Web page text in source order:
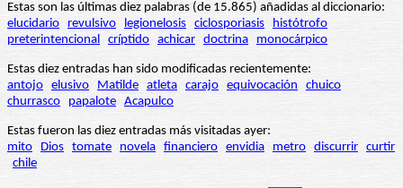
Estas son las últimas diez palabras (de 15.865) añadidas al diccionario:
elucidario
revulsivo legionelosis ciclosporiasis
histótrofo
preterintencional críptido achicar doctrina monocárpico
Estas diez entradas han sido modificadas recientemente:
antojo elusivo Matilde atleta carajo equivocación
chuico
churrasco
papalote Acapulco
Estas fueron las diez entradas más visitadas ayer:
mito
Dios tomate novela financiero envidia metro discurrir curtir
chile